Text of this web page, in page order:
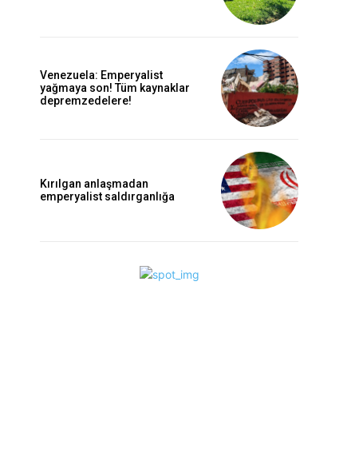
Venezuela: Emperyalist
yağmaya son! Tüm kaynaklar
depremzedelere!
Kırılgan anlaşmadan
emperyalist saldırganlığa